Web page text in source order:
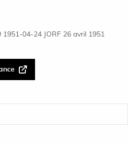
1951-04-24 JORF 26 avril 1951